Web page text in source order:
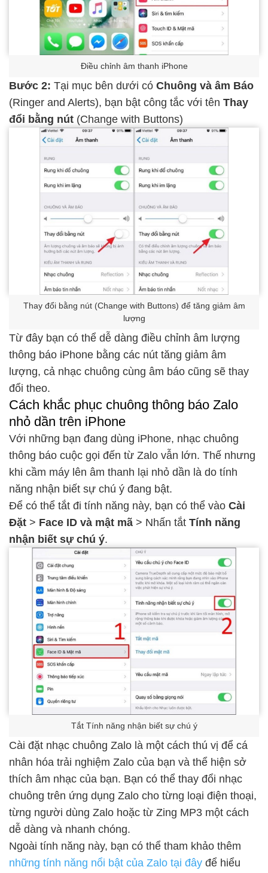
Điều chỉnh âm thanh iPhone
Bước 2: Tại mục bên dưới có Chuông và âm Báo
(Ringer and Alerts), bạn bật công tắc với tên Thay
đổi bằng nút (Change with Buttons)
Thay đổi bằng nút (Change with Buttons) để tăng giảm âm
lượng
Từ đây bạn có thể dễ dàng điều chỉnh âm lượng
thông báo iPhone bằng các nút tăng giảm âm
lượng, cả nhạc chuông cùng âm báo cũng sẽ thay
đổi theo.
Cách khắc phục chuông thông báo Zalo
nhỏ dần trên iPhone
Với những bạn đang dùng iPhone, nhạc chuông
thông báo cuộc gọi đến từ Zalo vẫn lớn. Thế nhưng
khi cầm máy lên âm thanh lại nhỏ dần là do tính
năng nhận biết sự chú ý đang bật.
Để có thể tắt đi tính năng này, bạn có thể vào Cài
Đặt > Face ID và mật mã > Nhấn tắt Tính năng
nhận biết sự chú ý.
Tắt Tính năng nhận biết sự chú ý
Cài đặt nhạc chuông Zalo là một cách thú vị để cá
nhân hóa trải nghiệm Zalo của bạn và thể hiện sở
thích âm nhạc của bạn. Bạn có thể thay đổi nhạc
chuông trên ứng dụng Zalo cho từng loại điện thoại,
từng người dùng Zalo hoặc từ Zing MP3 một cách
dễ dàng và nhanh chóng.
Ngoài tính năng này, bạn có thể tham khảo thêm
những tính năng nổi bật của Zalo tại đây để hiểu